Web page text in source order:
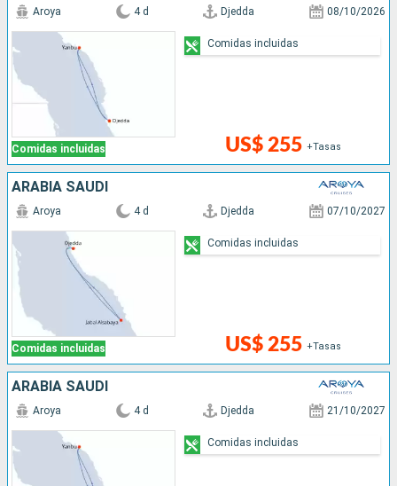
Comidas incluidas
Aroya 4 d Djedda 08/10/2026
US$ 255 +Tasas
Comidas incluidas
ARABIA SAUDÍ
Comidas incluidas
Aroya 4 d Djedda 07/10/2027
US$ 255 +Tasas
Comidas incluidas
ARABIA SAUDÍ
Aroya 4 d Djedda 21/10/2027
Comidas incluidas